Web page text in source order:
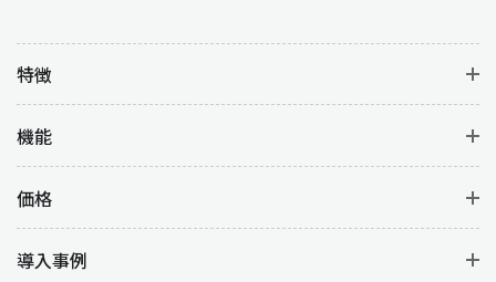
特徴
機能
価格
導入事例